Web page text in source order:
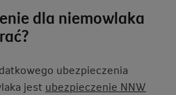
dla niemowlaka
ubezpieczenia
jest ubezpieczenie NNW